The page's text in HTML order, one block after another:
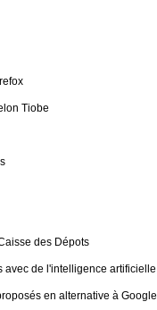
Tiobe
des Dépots
avec de l'intelligence artificielle
en alternative à Google